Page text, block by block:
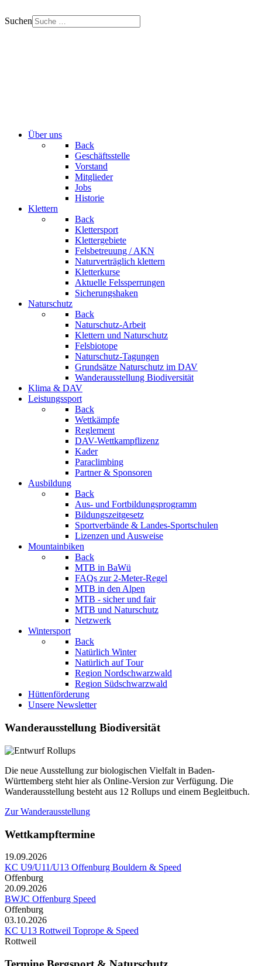
Suchen
Über uns
Back
Geschäftsstelle
Vorstand
Mitglieder
Jobs
Historie
Klettern
Back
Klettersport
Klettergebiete
Felsbetreuung / AKN
Naturverträglich klettern
Kletterkurse
Aktuelle Felssperrungen
Sicherungshaken
Naturschutz
Back
Naturschutz-Arbeit
Klettern und Naturschutz
Felsbiotope
Naturschutz-Tagungen
Grundsätze Naturschutz im DAV
Wanderausstellung Biodiversität
Klima & DAV
Leistungssport
Back
Wettkämpfe
Reglement
DAV-Wettkampflizenz
Kader
Paraclimbing
Partner & Sponsoren
Ausbildung
Back
Aus- und Fortbildungsprogramm
Bildungszeitgesetz
Sportverbände & Landes-Sportschulen
Lizenzen und Ausweise
Mountainbiken
Back
MTB in BaWü
FAQs zur 2-Meter-Regel
MTB in den Alpen
MTB - sicher und fair
MTB und Naturschutz
Netzwerk
Wintersport
Back
Natürlich Winter
Natürlich auf Tour
Region Nordschwarzwald
Region Südschwarzwald
Hüttenförderung
Unsere Newsletter
Wanderausstellung Biodiversität
Die neue Ausstellung zur biologischen Vielfalt in Baden-
Württemberg steht hier als Online-Version zur Verfügung. Die
Wanderausstellung besteht aus 12 Rollups und einem Begleitbuch.
Zur Wanderausstellung
Wettkampftermine
19.09.2026
KC U9/U11/U13 Offenburg Bouldern & Speed
Offenburg
20.09.2026
BWJC Offenburg Speed
Offenburg
03.10.2026
KC U13 Rottweil Toprope & Speed
Rottweil